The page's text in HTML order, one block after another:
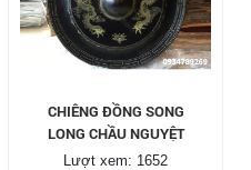
CHIÊNG ĐỒNG SONG
LONG CHẦU NGUYỆT
Lượt xem: 1652